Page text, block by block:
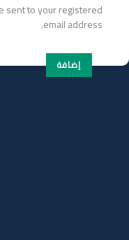
sent to your registered
email address.